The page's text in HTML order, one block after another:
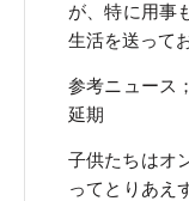
が、特に用事
生活を送って
参考ニュース；
延期
子供たちはオ
ってとりあえ